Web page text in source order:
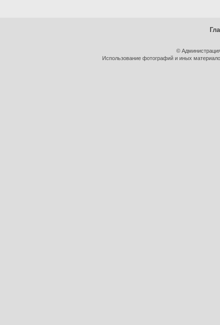
©
Использование фотографий и иных